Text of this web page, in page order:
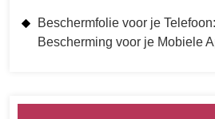
Beschermfolie voor je
Bescherming voor je Mobiele